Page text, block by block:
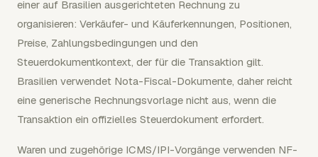
einer auf Brasilien ausgerichteten Rechnung zu
organisieren: Verkäufer- und Käuferkennungen, Positionen,
Preise, Zahlungsbedingungen und den
Steuerdokumentkontext, der für die Transaktion gilt.
Brasilien verwendet Nota-Fiscal-Dokumente, daher reicht
eine generische Rechnungsvorlage nicht aus, wenn die
Transaktion ein offizielles Steuerdokument erfordert.
Waren und zugehörige ICMS/IPI-Vorgänge verwenden NF-